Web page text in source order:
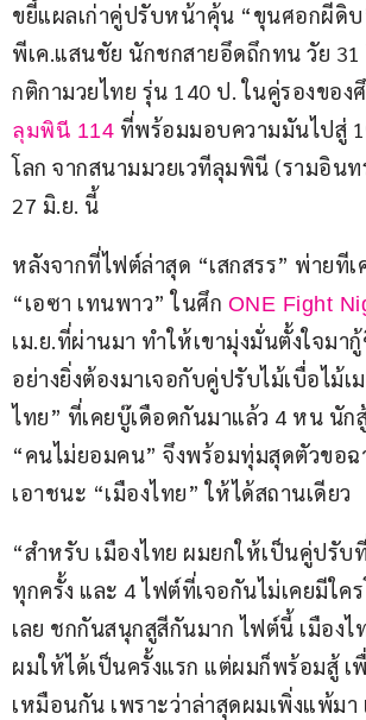
ขยี้แผลเก่าคู่ปรับหน้าคุ้น “ขุนศอกผีดิบ
พีเค.แสนชัย นักชกสายอึดถึกทน วัย 31
กติกามวยไทย รุ่น 140 ป. ในคู่รองขอ
ลุมพินี 114 ที่พร้อมมอบความมันไปสู่
โลก จากสนามมวยเวทีลุมพินี (รามอิน
27 มิ.ย. นี้
หลังจากที่ไฟต์ล่าสุด “เสกสรร” พ่ายทีเ
“เอซา เทนพาว” ในศึก ONE Fight
เม.ย.ที่ผ่านมา ทำให้เขามุ่งมั่นตั้งใจมา
อย่างยิ่งต้องมาเจอกับคู่ปรับไม้เบื่อไม้เ
ไทย” ที่เคยบู๊เดือดกันมาแล้ว 4 หน นัก
“คนไม่ยอมคน” จึงพร้อมทุ่มสุดตัวขอฉ
เอาชนะ “เมืองไทย” ให้ได้สถานเดียว
“สำหรับ เมืองไทย ผมยกให้เป็นคู่ปรับ
ทุกครั้ง และ 4 ไฟต์ที่เจอกันไม่เคยมีใ
เลย ชกกันสนุกสูสีกันมาก ไฟต์นี้ เมือง
ผมให้ได้เป็นครั้งแรก แต่ผมก็พร้อมสู้ เ
เหมือนกัน เพราะว่าล่าสุดผมเพิ่งแพ้มา